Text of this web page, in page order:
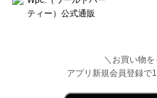
＼お買い物
アプリ新規会員登録で